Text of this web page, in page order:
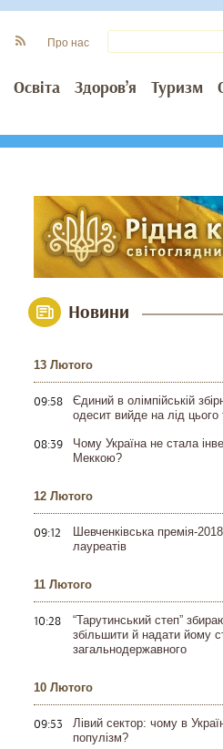
Освіта Здоров’я Туризм
Про нас
Новини
13 Лютого
09:58
Єдиний в олімпійській
одесит вийде на лід цього
08:39
Чому Україна не стала
Меккою?
12 Лютого
09:12
Шевченківська премія-
лауреатів
11 Лютого
10:28
“Тарутинський степ”
збільшити й надати йому
загальнодержавного
10 Лютого
09:53
Лівий сектор: чому в
популізм?